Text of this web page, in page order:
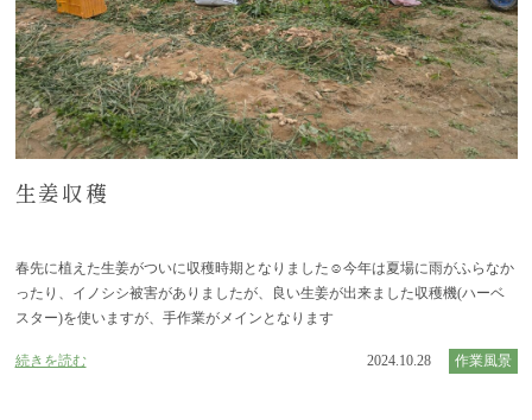
生姜収穫
春先に植えた生姜がついに収穫時期となりました☺今年は夏場に雨がふらなか
ったり、イノシシ被害がありましたが、良い生姜が出来ました収穫機(ハーベ
スター)を使いますが、手作業がメインとなります
続きを読む 2024.10.28 作業風景